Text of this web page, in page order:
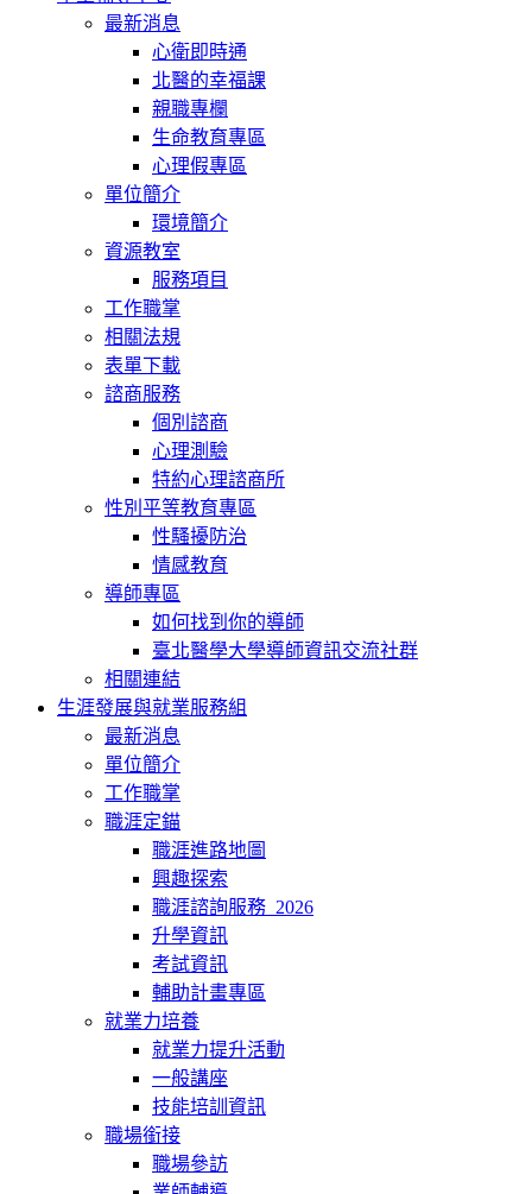
最新消息
心衛即時通
北醫的幸福課
親職專欄
生命教育專區
心理假專區
單位簡介
環境簡介
資源教室
服務項目
工作職掌
相關法規
表單下載
諮商服務
個別諮商
心理測驗
特約心理諮商所
性別平等教育專區
性騷擾防治
情感教育
導師專區
如何找到你的導師
臺北醫學大學導師資訊交流社群
相關連結
生涯發展與就業服務組
最新消息
單位簡介
工作職掌
職涯定錨
職涯進路地圖
興趣探索
職涯諮詢服務_2026
升學資訊
考試資訊
輔助計畫專區
就業力培養
就業力提升活動
一般講座
技能培訓資訊
職場銜接
職場參訪